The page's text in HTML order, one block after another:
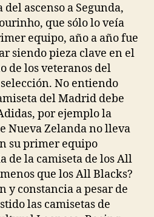
ascenso a Segunda,
que sólo lo veía
equipo, año a año fue
siendo pieza clave en el
de los veteranos del
No entiendo
del Madrid debe
por ejemplo la
Nueva Zelanda no lleva
su primer equipo
de la camiseta de los All
que los All Blacks?
y constancia a pesar de
las camisetas de